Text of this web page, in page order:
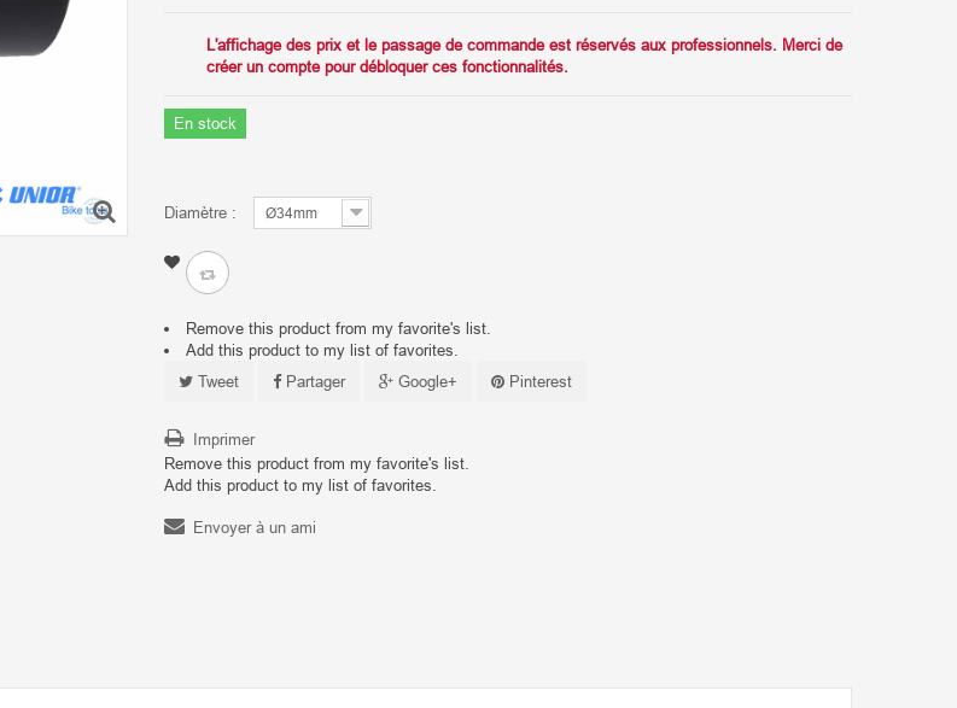
L'affichage des prix et le passage de commande est réservés aux professionnels. Merci de
créer un compte pour débloquer ces fonctionnalités.
En stock
Diamètre : Ø34mm
Remove this product from my favorite's list.
Add this product to my list of favorites.
Tweet
Partager Google+ Pinterest
Imprimer
Remove this product from my favorite's list.
Add this product to my list of favorites.
Envoyer à un ami